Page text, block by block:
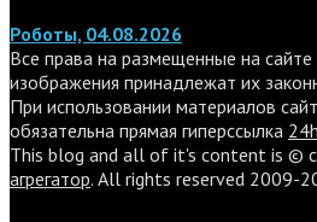
Роботы, 04.08.2026
Все права на размещенные на сайте
изображения принадлежат их
При использовании материалов
обязательна прямая гиперссылка
This blog and all of it's content is ©
агрегатор. All rights reserved 2009-